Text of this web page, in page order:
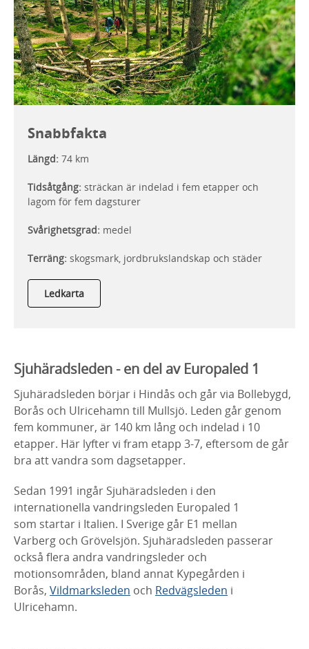
Snabbfakta
Längd: 74 km
Tidsåtgång: sträckan är indelad i fem etapper och
lagom för fem dagsturer
Svårighetsgrad: medel
Terräng: skogsmark, jordbrukslandskap och städer
Ledkarta
Sjuhäradsleden - en del av Europaled 1
Sjuhäradsleden börjar i Hindås och går via Bollebygd,
Borås och Ulricehamn till Mullsjö. Leden går genom
fem kommuner, är 140 km lång och indelad i 10
etapper. Här lyfter vi fram etapp 3-7, eftersom de går
bra att vandra som dagsetapper.
Sedan 1991 ingår Sjuhäradsleden i den
internationella vandringsleden Europaled 1
som startar i Italien. I Sverige går E1 mellan
Varberg och Grövelsjön. Sjuhäradsleden passerar
också flera andra vandringsleder och
motionsområden, bland annat Kypegården i
Borås, Vildmarksleden och Redvägsleden i
Ulricehamn.